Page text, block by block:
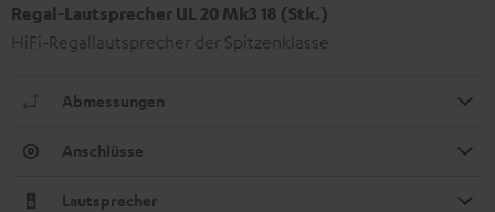
Regal-Lautsprecher UL 20 Mk3 18 (Stk.)
HiFi-Regallautsprecher der Spitzenklasse
Abmessungen
Anschlüsse
Lautsprecher